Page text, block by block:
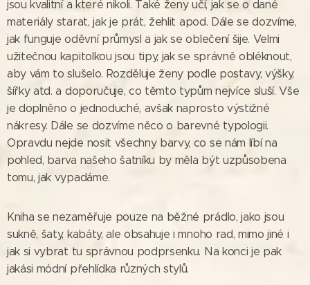
jsou kvalitní a které nikoli. Také ženy učí, jak se o dané
materiály starat, jak je prát, žehlit apod. Dále se dozvíme,
jak funguje oděvní průmysl a jak se oblečení šije. Velmi
užitečnou kapitolkou jsou tipy, jak se správně obléknout,
aby vám to slušelo. Rozděluje ženy podle postavy, výšky,
šířky atd. a doporučuje, co těmto typům nejvíce sluší. Vše
je doplněno o jednoduché, avšak naprosto výstižné
nákresy. Dále se dozvíme něco o barevné typologii.
Opravdu nejde nosit všechny barvy, co se nám líbí na
pohled, barva našeho šatníku by měla být uzpůsobena
tomu, jak vypadáme.
Kniha se nezaměřuje pouze na běžné prádlo, jako jsou
sukně, šaty, kabáty, ale obsahuje i mnoho rad, mimo jiné i
jak si vybrat tu správnou podprsenku. Na konci je pak
jakási módní přehlídka různých stylů.